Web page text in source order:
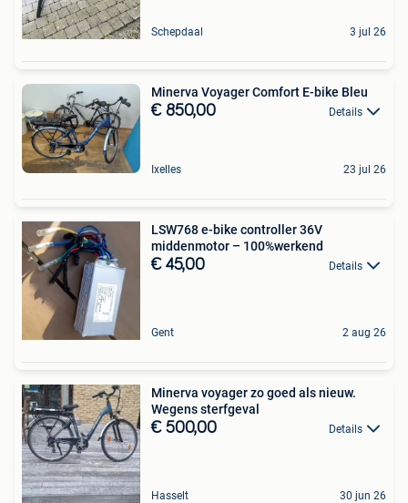
Schepdaal 3 jul 26
Minerva Voyager Comfort E-bike Bleu
€ 850,00 Details
Ixelles 23 jul 26
LSW768 e-bike controller 36V
middenmotor – 100%werkend
€ 45,00 Details
Gent 2 aug 26
Minerva voyager zo goed als nieuw.
Wegens sterfgeval
€ 500,00 Details
Hasselt 30 jun 26